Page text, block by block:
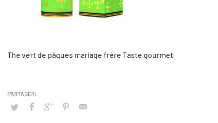
The vert de pâques mariage frère Taste gourmet